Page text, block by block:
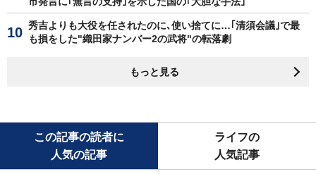
秀吉よりも大役を任されたのに､使い捨てに…｢清須会議｣で最
も損をした"織田家ナンバー2の武将"の転落劇
もっと見る
この記事の読者に
人気の記事
ライフの
人気記事